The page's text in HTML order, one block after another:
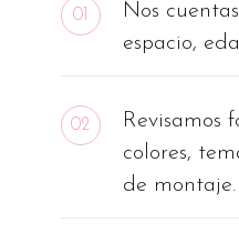
01
Nos
espacio,
02
Revisamos
colores,
de montaje.